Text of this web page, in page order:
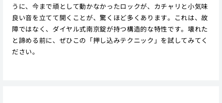
うに、今まで頑として動かなかったロックが、カチャリと小気味
良い音を立てて開くことが、驚くほど多くあります。これは、故
障ではなく、ダイヤル式南京錠が持つ構造的な特性です。壊れた
と諦める前に、ぜひこの「押し込みテクニック」を試してみてく
ださい。